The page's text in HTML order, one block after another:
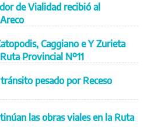
de Vialidad recibió al
Caggiano e Y Zurieta
Provincial Nº11
pesado por Receso
las obras viales en la Ruta